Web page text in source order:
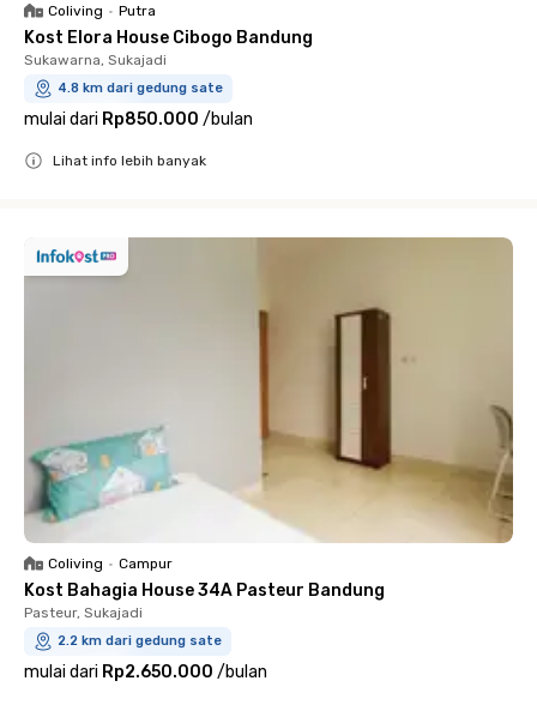
Coliving • Putra
Kost Elora House Cibogo Bandung
Sukawarna, Sukajadi
4.8 km dari gedung sate
mulai dari Rp850.000 /bulan
Lihat info lebih banyak
Coliving • Campur
Kost Bahagia House 34A Pasteur Bandung
Pasteur, Sukajadi
2.2 km dari gedung sate
mulai dari Rp2.650.000 /bulan